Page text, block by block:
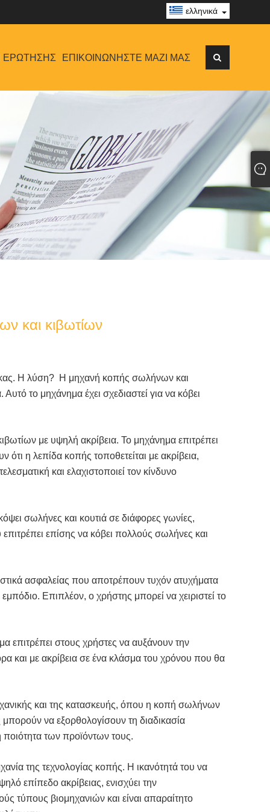
ελληνικά
ΕΠΙΚΟΙΝΩΝΉΣΤΕ ΜΑΖΊ ΜΑΣ
και κιβωτίων
Η λύση? Η μηχανή κοπής σωλήνων και
το μηχάνημα έχει σχεδιαστεί για να κόβει
με υψηλή ακρίβεια. Το μηχάνημα επιτρέπει
η λεπίδα κοπής τοποθετείται με ακρίβεια,
και ελαχιστοποιεί τον κίνδυνο
σωλήνες και κουτιά σε διάφορες γωνίες,
επίσης να κόβει πολλούς σωλήνες και
ασφαλείας που αποτρέπουν τυχόν ατυχήματα
Επιπλέον, ο χρήστης μπορεί να χειριστεί το
επιτρέπει στους χρήστες να αυξάνουν την
και με ακρίβεια σε ένα κλάσμα του χρόνου που θα
και της κατασκευής, όπου η κοπή σωλήνων
να εξορθολογίσουν τη διαδικασία
των προϊόντων τους.
της τεχνολογίας κοπής. Η ικανότητά του να
επίπεδο ακρίβειας, ενισχύει την
τύπους βιομηχανιών και είναι απαραίτητο